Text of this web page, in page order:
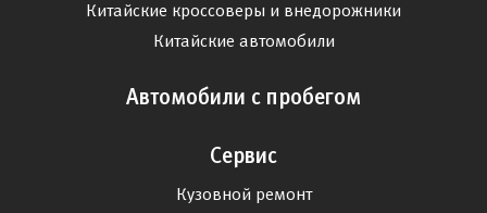
Китайские кроссоверы и внедорожники
Китайские автомобили
Автомобили с пробегом
Сервис
Кузовной ремонт